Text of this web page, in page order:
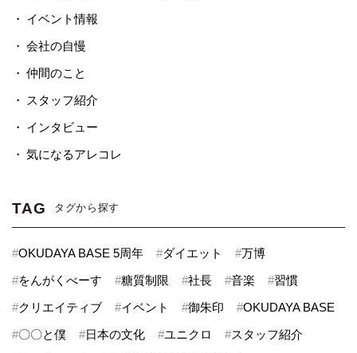
イベント情報
会社の自慢
仲間のこと
スタッフ紹介
インタビュー
気になるアレコレ
TAG タグから探す
#OKUDAYA BASE 5周年 #ダイエット #万博
#をんがくべーす #糖質制限 #社長 #音楽 #習慣
#クリエイティブ #イベント #御朱印 #OKUDAYA BASE
#〇〇と僕 #日本の文化 #ユニクロ #スタッフ紹介